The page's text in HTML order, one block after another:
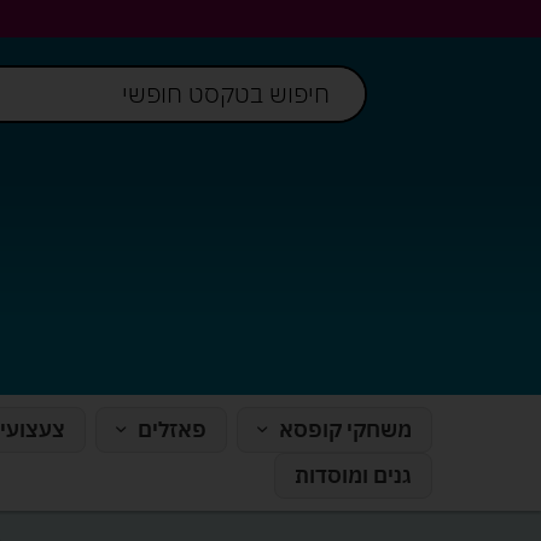
משחקי קופסא פאזלים
גנים ומוסדות